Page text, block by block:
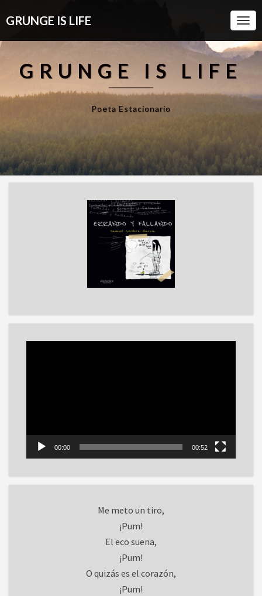
GRUNGE IS LIFE
GRUNGE IS LIFE
Poeta Estacionario
00:00 00:52
Me meto un tiro,
¡Pum!
El eco suena,
¡Pum!
O quizás es el corazón,
¡Pum!